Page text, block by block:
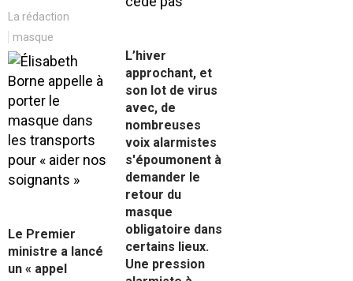
La rédaction
masque
Le Premier
ministre a lancé
un « appel
L’hiver
approchant, et
son lot de virus
avec, de
nombreuses
voix alarmistes
s'époumonent à
demander le
retour du
masque
obligatoire dans
certains lieux.
Une pression